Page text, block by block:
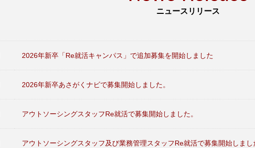
ニュースリリース
2026年新卒「Re就活キャンパス」で追加募集を開始しました
2026年新卒あさがくナビで募集開始しました。
アウトソーシングスタッフRe就活で募集開始しました。
アウトソーシングスタッフ及び業務管理スタッフRe就活で募集開始しまし